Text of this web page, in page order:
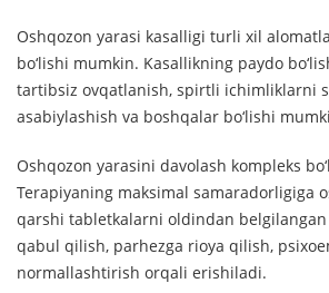
Oshqozon yarasi kasalligi turli xil
bo‘lishi mumkin. Kasallikning paydo
tartibsiz ovqatlanish, spirtli ichimliklarni
asabiylashish va boshqalar bo‘lishi
Oshqozon yarasini davolash kompleks
Terapiyaning maksimal samaradorligiga
qarshi tabletkalarni oldindan belgilangan
qabul qilish, parhezga rioya qilish,
normallashtirish orqali erishiladi.